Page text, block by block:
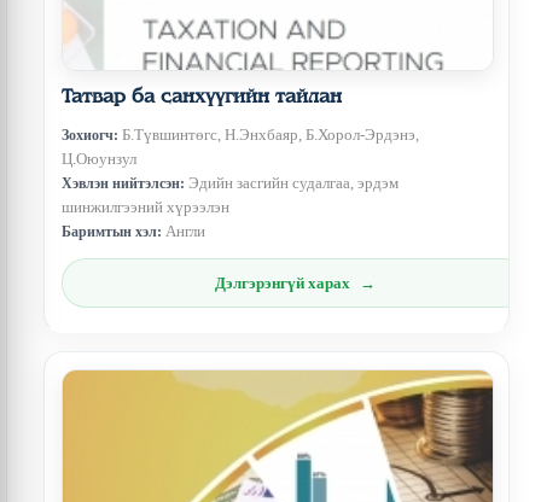
Татвар ба санхүүгийн тайлан
Зохиогч: Б.Түвшинтөгс, Н.Энхбаяр, Б.Хорол-Эрдэнэ,
Ц.Оюунзул
Хэвлэн нийтэлсэн: Эдийн засгийн судалгаа, эрдэм
шинжилгээний хүрээлэн
Баримтын хэл: Англи
Дэлгэрэнгүй харах